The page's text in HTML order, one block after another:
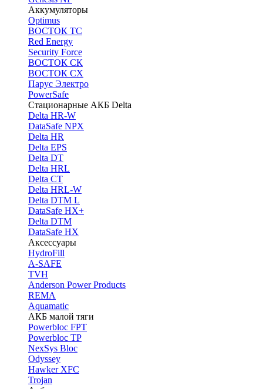
Аккумуляторы
Optimus
ВОСТОК ТС
Red Energy
Security Force
ВОСТОК СК
ВОСТОК СХ
Парус Электро
PowerSafe
Стационарные АКБ Delta
Delta HR-W
DataSafe NPX
Delta HR
Delta EPS
Delta DT
Delta HRL
Delta CT
Delta HRL-W
Delta DTM L
DataSafe HX+
Delta DTM
DataSafe HX
Аксессуары
HydroFill
A-SAFE
TVH
Anderson Power Products
REMA
Aquamatic
АКБ малой тяги
Powerbloc FPT
Powerbloc TP
NexSys Bloc
Odyssey
Hawker XFC
Trojan